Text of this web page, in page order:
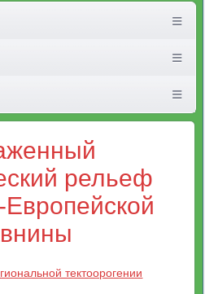
рельеф
тектоорогении